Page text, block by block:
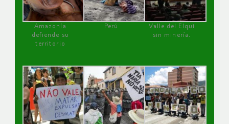
Amazonía
defiende su
territorio
Perú
Valle del Elqui
sin minería.